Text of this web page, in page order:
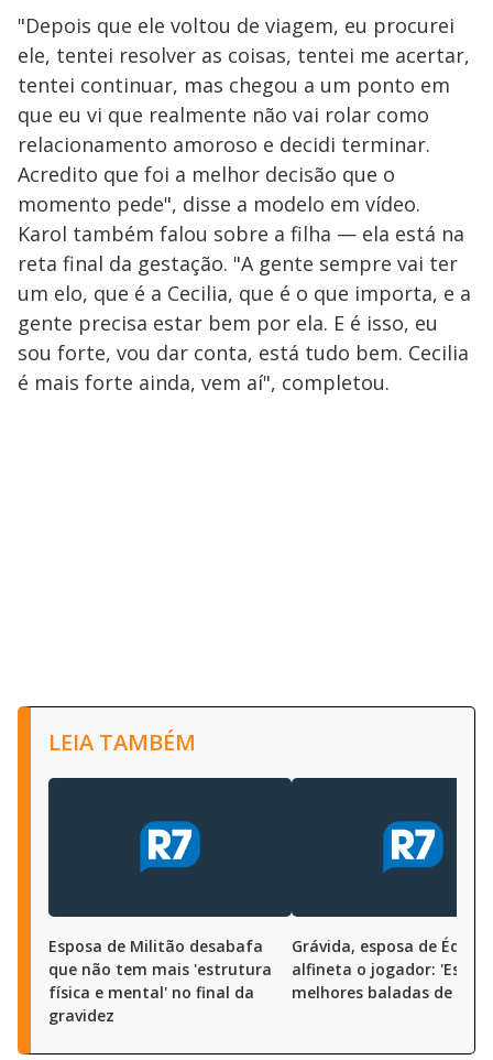
"Depois que ele voltou de viagem, eu procurei
ele, tentei resolver as coisas, tentei me acertar,
tentei continuar, mas chegou a um ponto em
que eu vi que realmente não vai rolar como
relacionamento amoroso e decidi terminar.
Acredito que foi a melhor decisão que o
momento pede", disse a modelo em vídeo.
Karol também falou sobre a filha — ela está na
reta final da gestação. "A gente sempre vai ter
um elo, que é a Cecilia, que é o que importa, e a
gente precisa estar bem por ela. E é isso, eu
sou forte, vou dar conta, está tudo bem. Cecilia
é mais forte ainda, vem aí", completou.
LEIA TAMBÉM
Esposa de Militão desabafa
que não tem mais 'estrutura
física e mental' no final da
gravidez
Grávida, esposa de Éder
alfineta o jogador: 'Está
melhores baladas de